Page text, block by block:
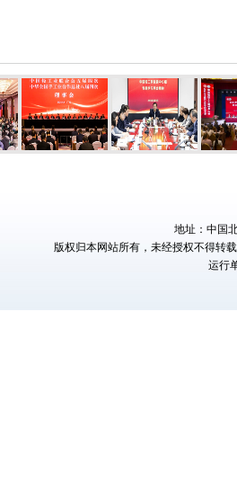
地址：中国
版权归本网站所有，未经授权不得转
运行